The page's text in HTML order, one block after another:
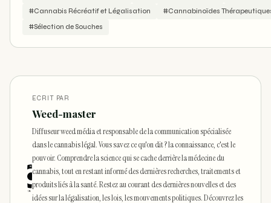
#Cannabis Récréatif et Légalisation
#Cannabinoïdes
#Sélection de Souches
ECRIT PAR
Weed-master
Diffuseur weed média et responsable de la communication spécialisée
dans le cannabis légal. Vous savez ce qu'on dit ? la connaissance, c'est le
pouvoir. Comprendre la science qui se cache derrière la médecine du
cannabis, tout en restant informé des dernières recherches, traitements et
produits liés à la santé. Restez au courant des dernières nouvelles et des
idées sur la légalisation, les lois, les mouvements politiques. Découvrez les